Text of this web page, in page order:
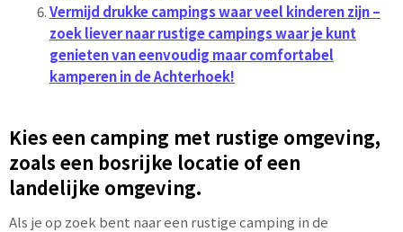
Vermijd drukke campings waar veel kinderen zijn –
zoek liever naar rustige campings waar je kunt
genieten van eenvoudig maar comfortabel
kamperen in de Achterhoek!
Kies een camping met rustige omgeving,
zoals een bosrijke locatie of een
landelijke omgeving.
Als je op zoek bent naar een rustige camping in de